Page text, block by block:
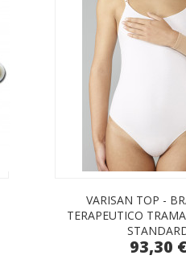
VARISAN TOP -
TERAPEUTICO
93,30 €